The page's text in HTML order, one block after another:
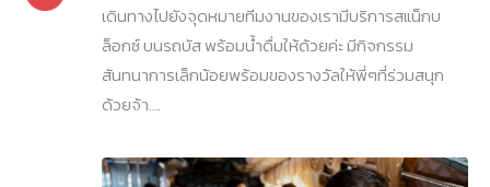
เดินทางไปยังจุดหมายทีมงานของเรามีบริการสแน็กบ
ล็อกซ์ บนรถบัส พร้อมน้ำดื่มให้ด้วยค่ะ มีกิจกรรม
สันทนาการเล็กน้อยพร้อมของรางวัลให้พี่ๆที่ร่วมสนุก
ด้วยจ้า….